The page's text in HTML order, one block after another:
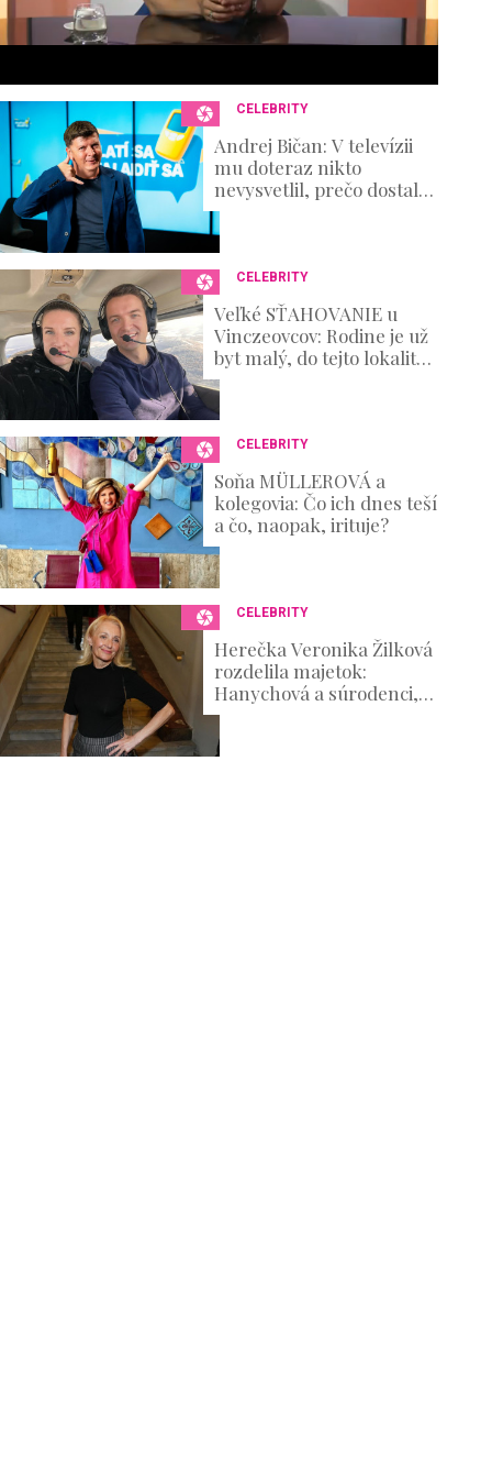
CELEBRITY
Andrej Bičan: V televízii
mu doteraz nikto
nevysvetlil, prečo dostal
padáka, on však
prehovoril o zákulisí
výroby
CELEBRITY
Veľké SŤAHOVANIE u
Vinczeovcov: Rodine je už
byt malý, do tejto lokality
sa s drobcami presúvajú
CELEBRITY
Soňa MÜLLEROVÁ a
kolegovia: Čo ich dnes teší
a čo, naopak, irituje?
CELEBRITY
Herečka Veronika Žilková
rozdelila majetok:
Hanychová a súrodenci,
kto dostane najviac?